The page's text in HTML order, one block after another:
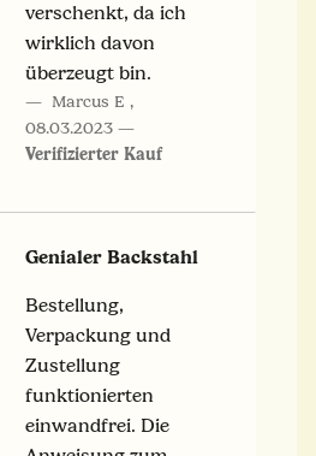
verschenkt, da ich
wirklich davon
überzeugt bin.
Marcus E ,
08.03.2023
Verifizierter Kauf
Genialer Backstahl
Bestellung,
Verpackung und
Zustellung
funktionierten
einwandfrei. Die